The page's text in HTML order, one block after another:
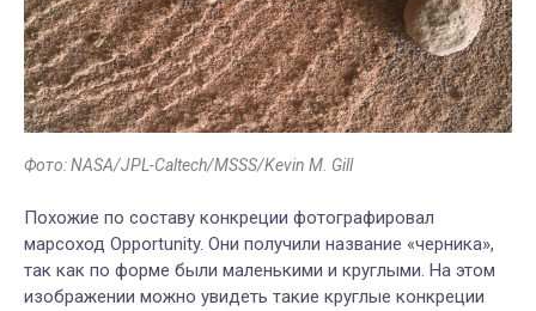
Фото: NASA/JPL-Caltech/MSSS/Kevin M. Gill
Похожие по составу конкреции фотографировал
марсоход Opportunity. Они получили название «черника»,
так как по форме были маленькими и круглыми. На этом
изображении можно увидеть такие круглые конкреции